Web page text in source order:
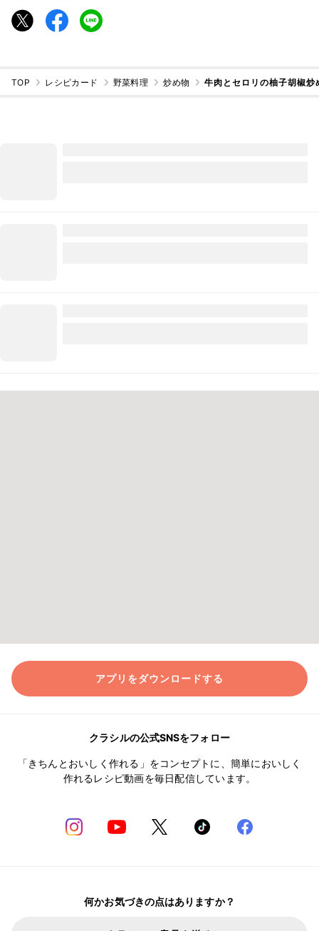
TOP レシピカード 野菜料理 炒め物 牛肉とセロリの柚子胡椒炒
アプリをダウンロードする
クラシルの公式SNSをフォロー
「きちんとおいしく作れる」をコンセプトに、簡単においしく
作れるレシピ動画を毎日配信しています。
何かお気づきの点はありますか？